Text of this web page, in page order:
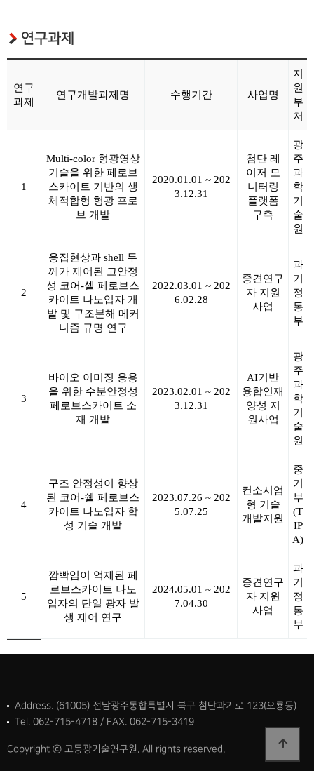
연구과제
연구
과제
연구개발과제명 수행기간 사업명
지
원
부
처
1
Multi-color 형광영상
기술을 위한 페로브
스카이트 기반의 생
체적합형 형광 프로
브 개발
2020.01.01 ~ 202
3.12.31
첨단 레
이저 모
니터링
플랫폼
구축
광
주
과
학
기
술
원
2
응집현상과 shell 두
께가 제어된 고안정
성 코어-셀 페로브스
카이트 나노입자 개
발 및 구조분해 메커
니즘 규명 연구
2022.03.01 ~ 202
6.02.28
중견연구
자 지원
사업
과
기
정
통
부
3
바이오 이미징 응용
을 위한 수분안정성
페로브스카이트 소
재 개발
2023.02.01 ~ 202
3.12.31
AI기반
융합인재
양성 지
원사업
광
주
과
학
기
술
원
4
구조 안정성이 향상
된 코어-쉘 페로브스
카이트 나노입자 합
성 기술 개발
2023.07.26 ~ 202
5.07.25
컨소시엄
형 기술
개발지원
중
기
부
(T
IP
A)
5
깜빡임이 억제된 페
로브스카이트 나노
입자의 단일 광자 발
생 제어 연구
2024.05.01 ~ 202
7.04.30
중견연구
자 지원
사업
과
기
정
통
부
Address. (61005) 전남광주통합특별시 북구 첨단과기로 123(오룡동)
Tel. 062-715-4718 / FAX. 062-715-3419
Copyright ⓒ 고등광기술연구원. All rights reserved.